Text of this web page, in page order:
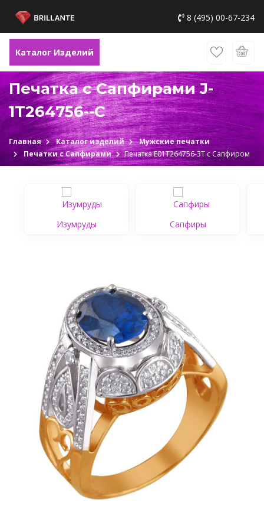
8 (495) 00-67-234
Каталог Изделий
Печатка с Сапфирами J-
1Т264756--C
Главная Каталог изделий
Мужские печатки
Печатки с Сапфирами
Печатка Е01Т264756-3Т c Сапфиром
Изумруды Сапфиры